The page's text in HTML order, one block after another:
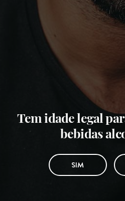
Tem idade legal
bebidas
SIM